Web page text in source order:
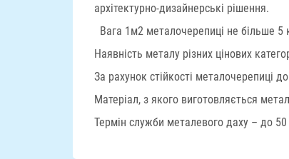
архітектурно-дизайнерські рішення.
Вага 1м2 металочерепиці не більше
Наявність металу різних цінових
За рахунок стійкості металочерепиці
Матеріал, з якого виготовляється
Термін служби металевого даху – до 50